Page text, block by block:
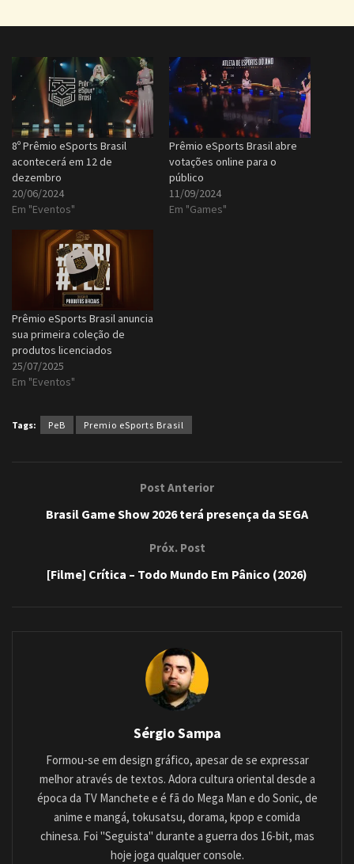
8º Prêmio eSports Brasil
acontecerá em 12 de
dezembro
20/06/2024
Em "Eventos"
Prêmio eSports Brasil abre
votações online para o
público
11/09/2024
Em "Games"
Prêmio eSports Brasil anuncia
sua primeira coleção de
produtos licenciados
25/07/2025
Em "Eventos"
Tags: PeB Premio eSports Brasil
Post Anterior
Brasil Game Show 2026 terá presença da SEGA
Próx. Post
[Filme] Crítica – Todo Mundo Em Pânico (2026)
Sérgio Sampa
Formou-se em design gráfico, apesar de se expressar
melhor através de textos. Adora cultura oriental desde a
época da TV Manchete e é fã do Mega Man e do Sonic, de
anime e mangá, tokusatsu, dorama, kpop e comida
chinesa. Foi "Seguista" durante a guerra dos 16-bit, mas
hoje joga qualquer console.